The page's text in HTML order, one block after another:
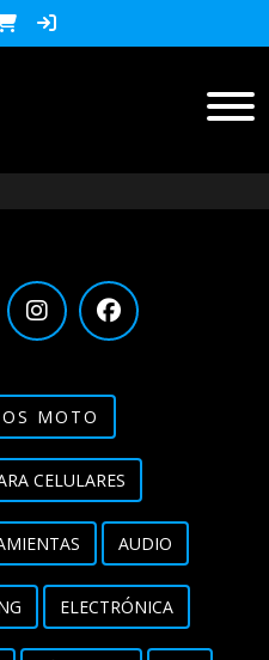
MOTO
MOTO
CELULARES
AUDIO
ELECTRÓNICA